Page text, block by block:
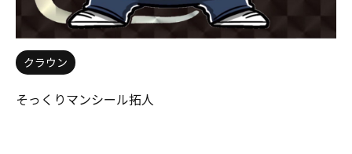
クラウン
そっくりマンシール拓人